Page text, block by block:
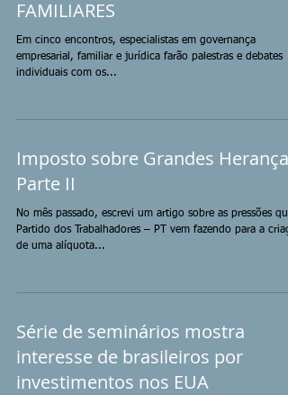
FAMILIARES
Em cinco encontros, especialistas em governança
empresarial, familiar e jurídica farão palestras e debates
individuais com os...
Imposto sobre Grandes Heranças
Parte II
No mês passado, escrevi um artigo sobre as pressões
Partido dos Trabalhadores – PT vem fazendo para a
de uma alíquota...
Série de seminários mostra
interesse de brasileiros por
investimentos nos EUA